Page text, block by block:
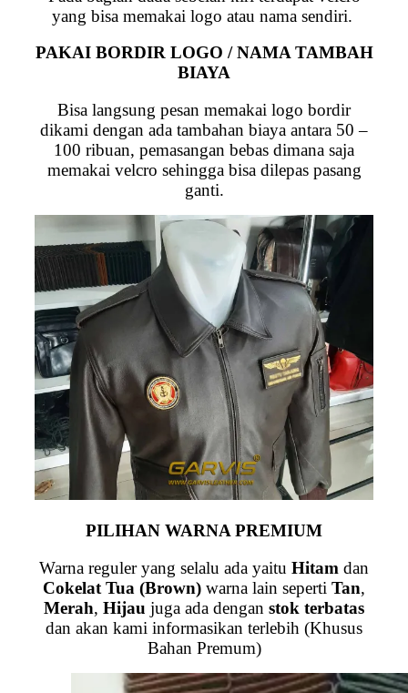
yang bisa memakai logo atau nama sendiri.
PAKAI BORDIR LOGO / NAMA TAMBAH
BIAYA
Bisa langsung pesan memakai logo bordir
dikami dengan ada tambahan biaya antara 50 –
100 ribuan, pemasangan bebas dimana saja
memakai velcro sehingga bisa dilepas pasang
ganti.
PILIHAN WARNA PREMIUM
Warna reguler yang selalu ada yaitu Hitam dan
Cokelat Tua (Brown) warna lain seperti Tan,
Merah, Hijau juga ada dengan stok terbatas
dan akan kami informasikan terlebih (Khusus
Bahan Premum)